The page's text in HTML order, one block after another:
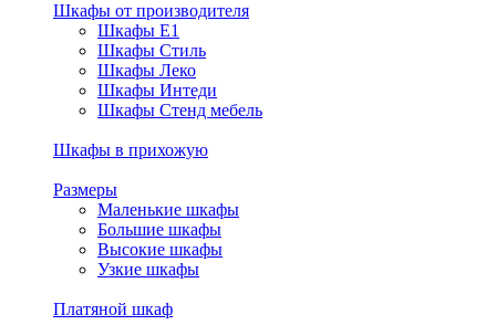
Шкафы от производителя
Шкафы E1
Шкафы Стиль
Шкафы Леко
Шкафы Интеди
Шкафы Стенд мебель
Шкафы в прихожую
Размеры
Маленькие шкафы
Большие шкафы
Высокие шкафы
Узкие шкафы
Платяной шкаф